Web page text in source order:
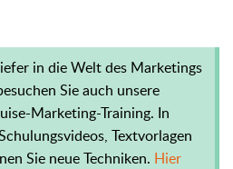
in die Welt des Marketings
Sie auch unsere
Marketing-Training. In
Textvorlagen
Sie neue Techniken. Hier